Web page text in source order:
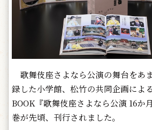
歌舞伎座さよなら公演の舞台をあ
録した小学館、松竹の共同企画によ
BOOK『歌舞伎座さよなら公演 16か
巻が先頃、刊行されました。